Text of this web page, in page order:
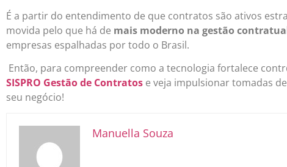
É a partir do entendimento de que contratos são ativos
movida pelo que há de mais moderno na gestão
empresas espalhadas por todo o Brasil.
Então, para compreender como a tecnologia fortalece
SISPRO Gestão de Contratos e veja impulsionar tomadas
seu negócio!
Manuella Souza